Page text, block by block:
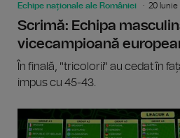
Echipe naționale ale României 20 Iunie
Scrimă: Echipa
vicecampioană
În finală, "tricolorii" au cedat în
impus cu 45-43.